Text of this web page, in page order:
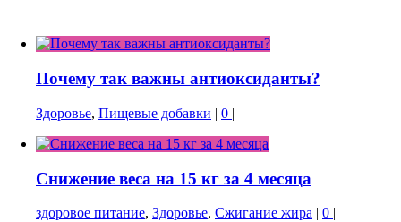
Почему так важны антиоксиданты?
Здоровье, Пищевые добавки | 0 |
Снижение веса на 15 кг за 4 месяца
здоровое питание, Здоровье, Сжигание жира | 0 |